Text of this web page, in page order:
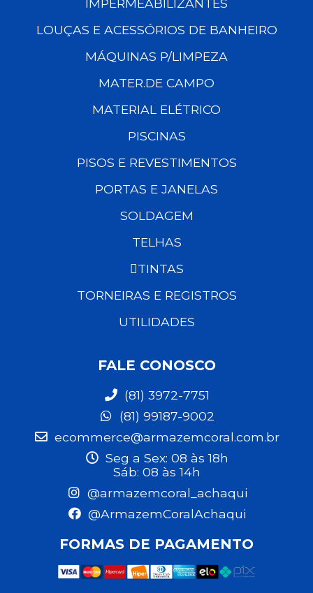
IMPERMEABILIZANTES
LOUÇAS E ACESSÓRIOS DE BANHEIRO
MÁQUINAS P/LIMPEZA
MATER.DE CAMPO
MATERIAL ELÉTRICO
PISCINAS
PISOS E REVESTIMENTOS
PORTAS E JANELAS
SOLDAGEM
TELHAS
TINTAS
TORNEIRAS E REGISTROS
UTILIDADES
FALE CONOSCO
(81) 3972-7751
(81) 99187-9002
ecommerce@armazemcoral.com.br
Seg a Sex: 08 às 18h
Sáb: 08 às 14h
@armazemcoral_achaqui
@ArmazemCoralAchaqui
FORMAS DE PAGAMENTO